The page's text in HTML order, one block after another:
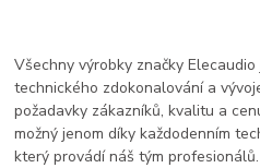
Všechny výrobky značky
technického zdokonalování a
požadavky zákazníků, kvalitu a
možný jenom díky každodenním
který provádí náš tým profesionálů.